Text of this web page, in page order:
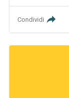
Condividi